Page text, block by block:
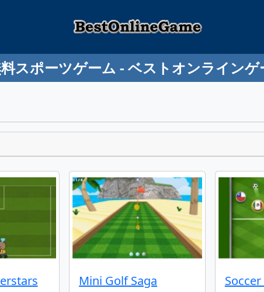
スポーツゲーム - ベストオンラインゲ
Mini Golf Saga